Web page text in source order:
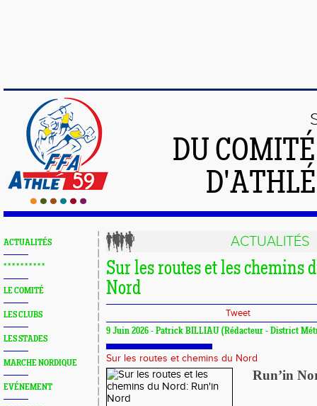
DU
ACTUALITÉS
* * * * * * * * * *
LE COMITÉ
LES CLUBS
LES STADES
MARCHE NORDIQUE
EVÉNEMENT
ACTUALITÉS
Sur les routes et les chemins
Nord
Tweet
9 Juin 2026 - Patrick BILLIAU (Rédacteur - District
Sur les routes et chemins du Nord
Run’in